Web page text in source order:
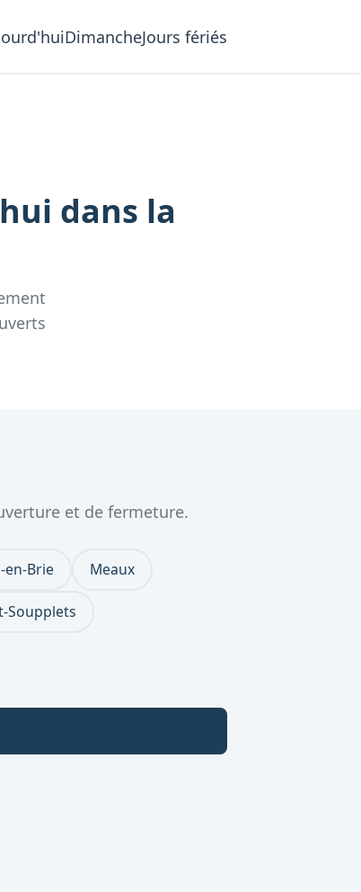
DimancheJours fériés
dans la
et de fermeture.
en-Brie Meaux
Soupplets